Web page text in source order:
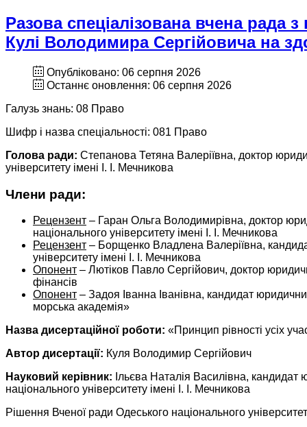
Разова спеціалізована вчена рада
Кулі Володимира Сергійовича на
Опубліковано: 06 серпня 2026
Останнє оновлення: 06 серпня 2026
Галузь знань: 08 Право
Шифр і назва спеціальності: 081 Право
Голова ради: Степанова Тетяна Валеріївна, доктор
університету імені І. І. Мечникова
Члени ради:
Рецензент – Гаран Ольга Володимирівна, доктор
національного університету імені І. І. Мечникова
Рецензент – Борщенко Владлена Валеріївна,
університету імені І. І. Мечникова
Опонент – Лютіков Павло Сергійович, доктор
фінансів
Опонент – Задоя Іванна Іванівна, кандидат
морська академія»
Назва дисертаційної роботи: «Принцип рівності усіх
Автор дисертації: Куля Володимир Сергійович
Науковий керівник: Ільєва Наталія Василівна,
національного університету імені І. І. Мечникова
Рішення Вченої ради Одеського національного